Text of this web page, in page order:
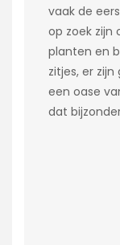
vaak de
op zoek zijn
planten en
zitjes, er
een oase
dat